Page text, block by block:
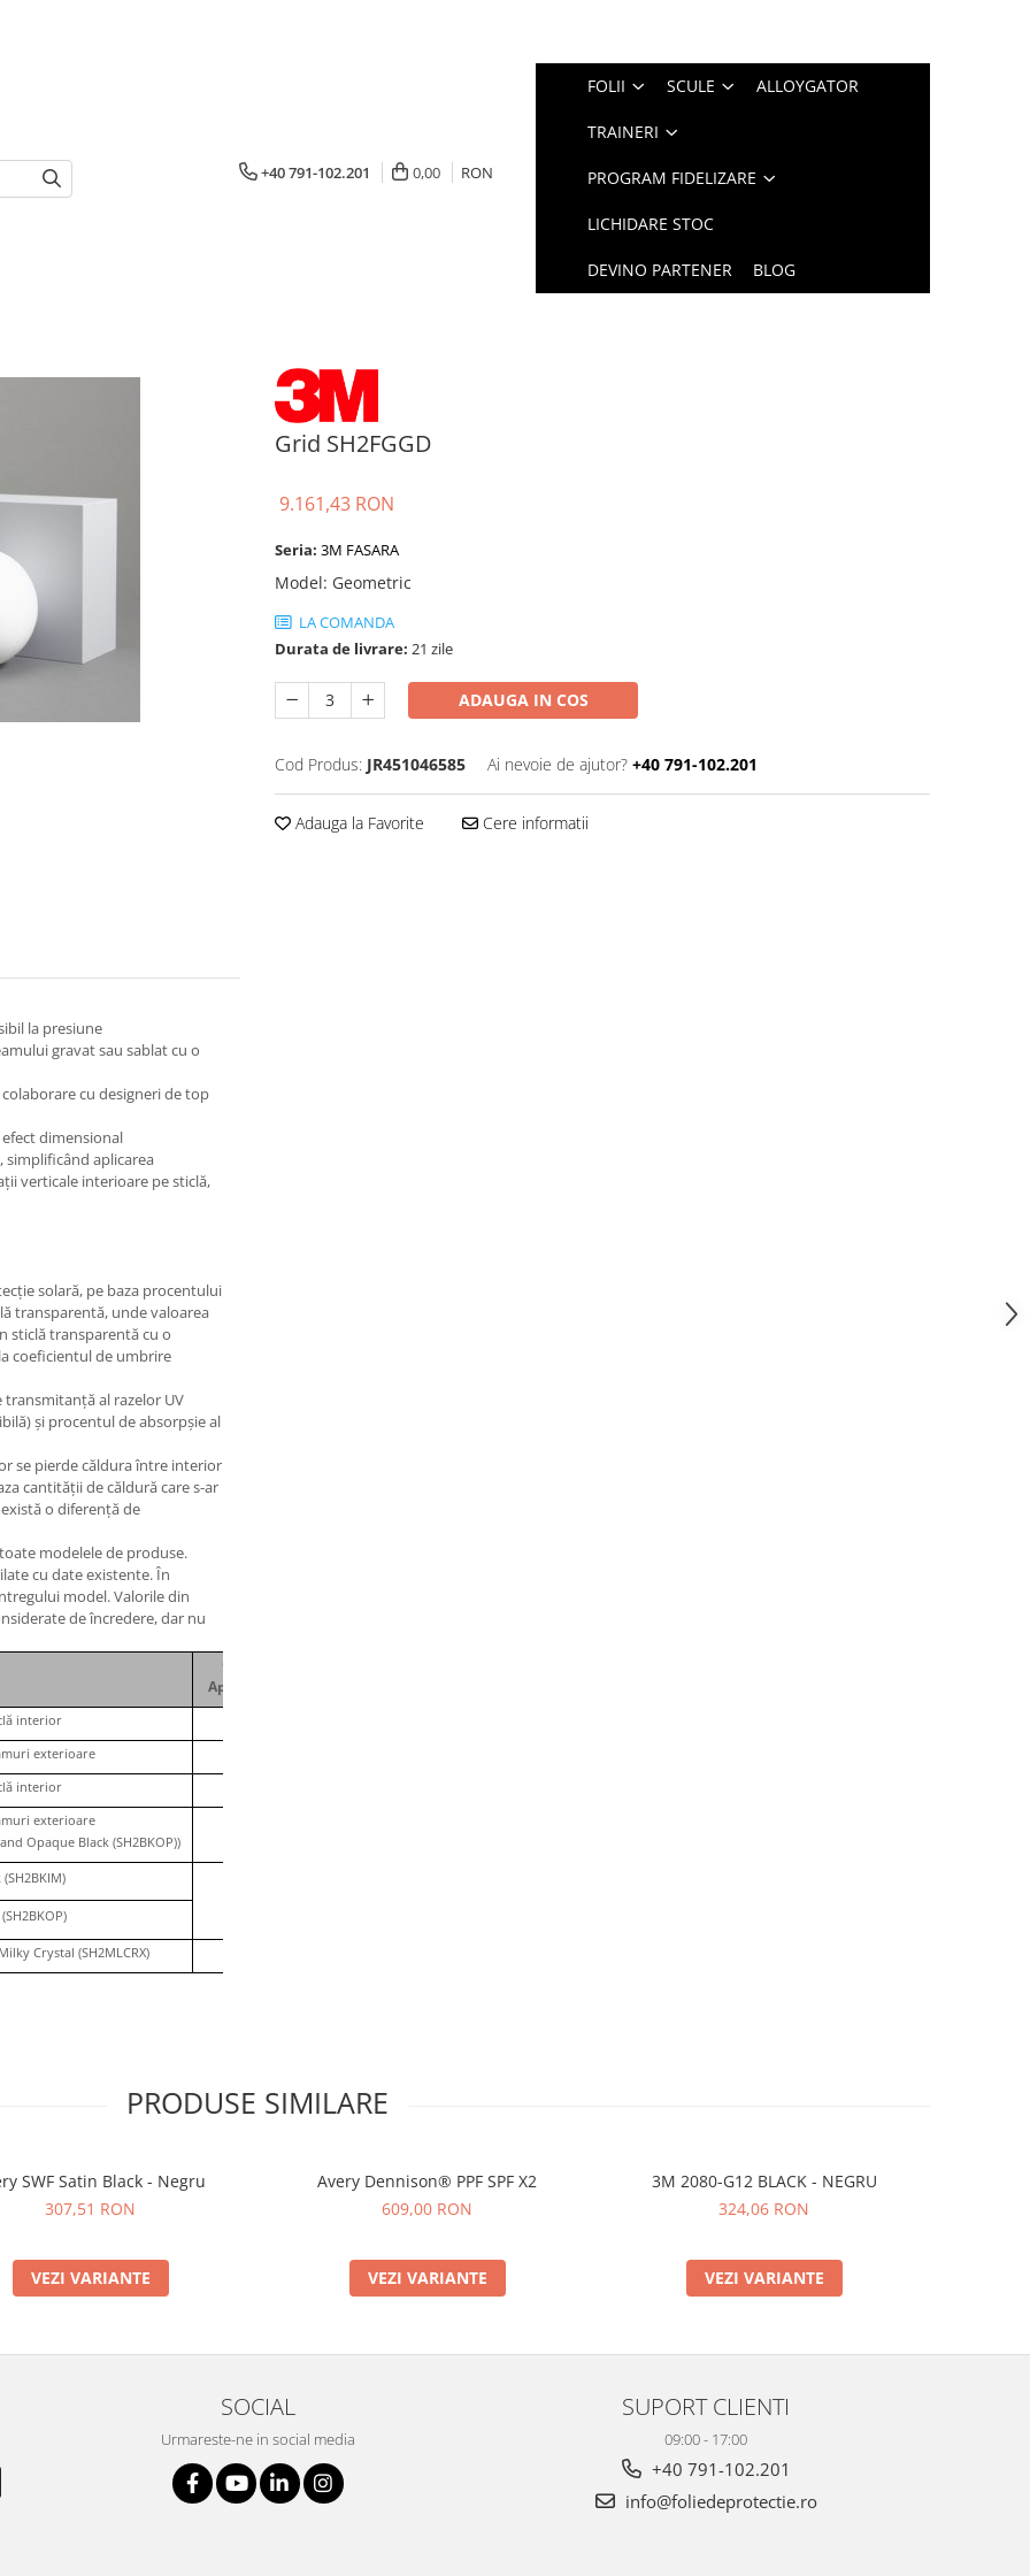
+40 791-102.201 0,00 RON
FOLII SCULE ALLOYGATOR
TRAINERI
PROGRAM FIDELIZARE
LICHIDARE STOC
DEVINO PARTENER BLOG
Grid SH2FGGD
9.161,43 RON
Seria: 3M FASARA
Model: Geometric
LA COMANDA
Durata de livrare: 21 zile
ADAUGA IN COS
Cod Produs: JR451046585 Ai nevoie de ajutor? +40 791-102.201
Adauga la Favorite Cere informatii
la presiune
gravat sau sablat cu o
cu designeri de top
dimensional
simplificând aplicarea
verticale interioare pe sticlă,
solară, pe baza procentului
transparentă, unde valoarea
sticlă transparentă cu o
coeficientul de umbrire
transmitanță al razelor UV
și procentul de absorpșie al
se pierde căldura între interior
cantității de căldură care s-ar
o diferență de
modelele de produse.
cu date existente. În
model. Valorile din
de încredere, dar nu
Garanție 3M -
Aplicare verticală
interior
exterioare
interior
exterioare
Opaque Black (SH2BKOP))
Crystal (SH2MLCRX)
PRODUSE SIMILARE
SWF Satin Black - Negru
307,51 RON
VEZI VARIANTE
Avery Dennison® PPF SPF X2
609,00 RON
VEZI VARIANTE
3M 2080-G12 BLACK - NEGRU
324,06 RON
VEZI VARIANTE
SOCIAL
Urmareste-ne in social media
SUPORT CLIENTI
09:00 - 17:00
+40 791-102.201
info@foliedeprotectie.ro